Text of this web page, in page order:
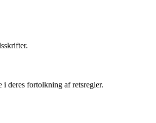
i deres fortolkning af retsregler.